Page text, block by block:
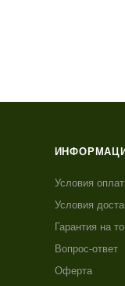
Условия
Условия
Гарантия на
Вопрос-ответ
Оферта